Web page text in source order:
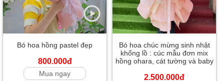
Bó hoa hồng pastel đẹp
800.000đ
Mua ngay
Bó hoa chúc mừng sinh nhật
khổng lồ : cúc mẫu đơn mix
hồng ohara, cát tường và baby
2.500.000đ